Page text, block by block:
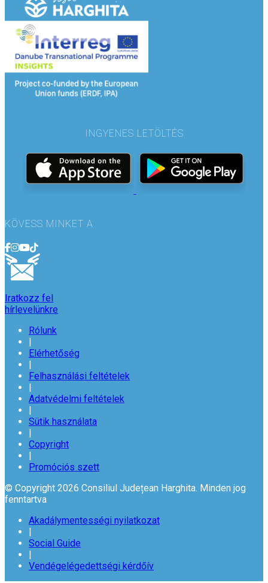
INGYENES LETÖLTÉS
KÖVESS MINKET A
Iratkozz fel
hírlevelünkre
Rólunk
Elérhetőség
Felhasználási feltételek
Adatvédelmi feltételek
Sütik használata
Copyright
Promóciós szett
© Copyright 2026 Consiliul Județean Harghita. Minden jog
fenntartva
Akadálymentességi nyilatkozat
Social Guide
Vendégelégedettségi kérdőív